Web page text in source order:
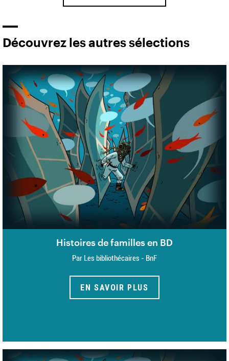
Découvrez les autres sélections
Histoires de familles en BD
Par Les bibliothécaires - BnF
EN SAVOIR PLUS